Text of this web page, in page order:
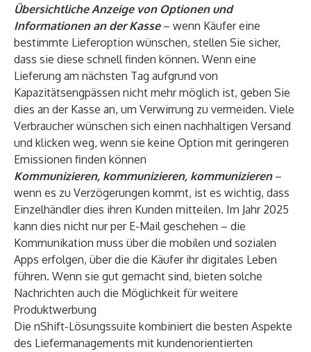
Übersichtliche Anzeige von Optionen und
Informationen an der Kasse – wenn Käufer eine
bestimmte Lieferoption wünschen, stellen Sie sicher,
dass sie diese schnell finden können. Wenn eine
Lieferung am nächsten Tag aufgrund von
Kapazitätsengpässen nicht mehr möglich ist, geben Sie
dies an der Kasse an, um Verwirrung zu vermeiden. Viele
Verbraucher wünschen sich einen nachhaltigen Versand
und klicken weg, wenn sie keine Option mit geringeren
Emissionen finden können
Kommunizieren, kommunizieren, kommunizieren –
wenn es zu Verzögerungen kommt, ist es wichtig, dass
Einzelhändler dies ihren Kunden mitteilen. Im Jahr 2025
kann dies nicht nur per E-Mail geschehen – die
Kommunikation muss über die mobilen und sozialen
Apps erfolgen, über die die Käufer ihr digitales Leben
führen. Wenn sie gut gemacht sind, bieten solche
Nachrichten auch die Möglichkeit für weitere
Produktwerbung
Die nShift-Lösungssuite kombiniert die besten Aspekte
des Liefermanagements mit kundenorientierten